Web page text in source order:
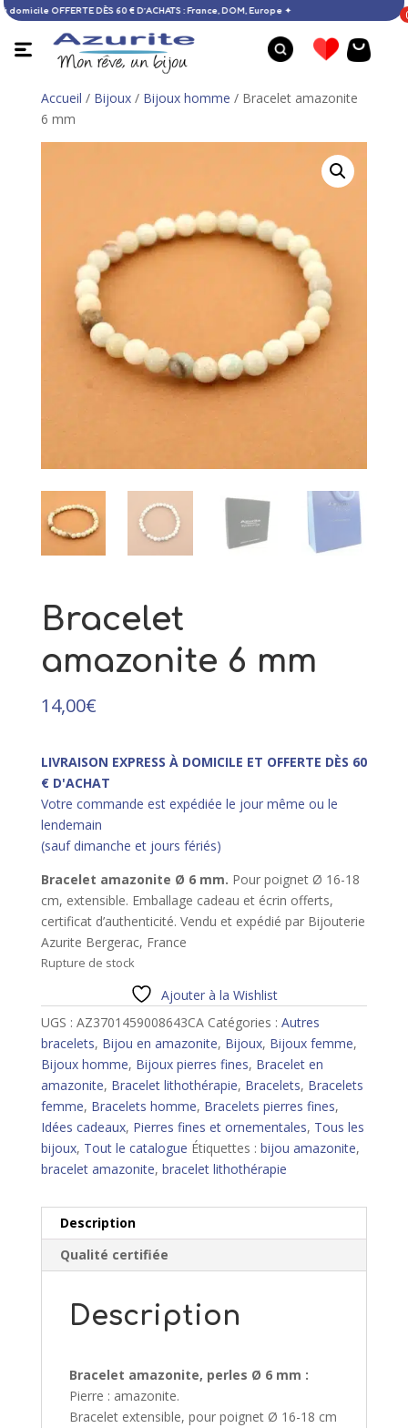
à domicile OFFERTE DÈS 60 € D’ACHATS : France, DOM, Europe ✦
Accueil / Bijoux/ Bijoux homme / Bracelet amazonite
6 mm
Bracelet
amazonite 6 mm
14,00€
LIVRAISON EXPRESS À DOMICILE ET OFFERTE DÈS 60
€ D'ACHAT
Votre commande est expédiée le jour même ou le
lendemain
(sauf dimanche et jours fériés)
Bracelet amazonite Ø 6 mm. Pour poignet Ø 16-18
cm, extensible. Emballage cadeau et écrin offerts,
certificat d’authenticité. Vendu et expédié par Bijouterie
Azurite Bergerac, France
Rupture de stock
Ajouter à la Wishlist
UGS : AZ3701459008643CA Catégories : Autres
bracelets, Bijou en amazonite, Bijoux, Bijoux femme,
Bijoux homme, Bijoux pierres fines, Bracelet en
amazonite, Bracelet lithothérapie, Bracelets, Bracelets
femme, Bracelets homme, Bracelets pierres fines,
Idées cadeaux, Pierres fines et ornementales, Tous les
bijoux, Tout le catalogue Étiquettes : bijou amazonite,
bracelet amazonite, bracelet lithothérapie
Description
Qualité certifiée
Description
Bracelet amazonite, perles Ø 6 mm :
Pierre : amazonite.
Bracelet extensible, pour poignet Ø 16-18 cm
Collier ambre multicolore et